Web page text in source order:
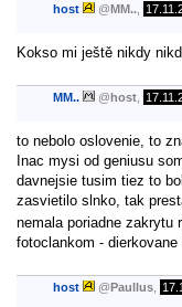
host @MM..
Kokso mi ještě nikdy
MM.. @host
to nebolo oslovenie, to
Inac mysi od geniusu
davnejsie tusim tiez to
zasvietilo slnko, tak
nemala poriadne zakrytu
fotoclankom - dierkovane
host @Paullus